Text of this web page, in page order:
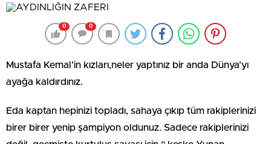
0 0
Mustafa Kemal’in kızları,neler yaptınız bir anda Dünya’yı
ayağa kaldırdınız.
Eda kaptan hepinizi topladı, sahaya çıkıp tüm rakiplerinizi
birer birer yenip şampiyon oldunuz. Sadece rakiplerinizi